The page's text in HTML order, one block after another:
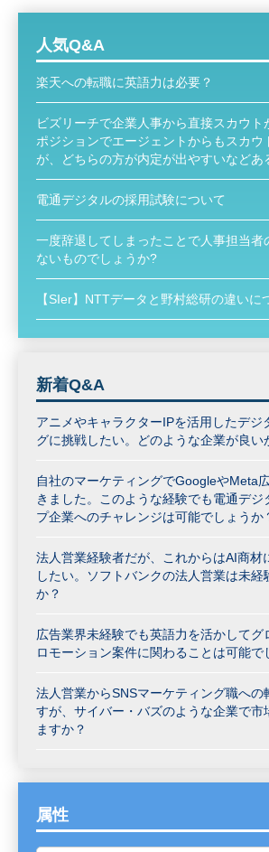
人気Q&A
楽天への転職に英語力は必要？
ビズリーチで企業人事から直接スカウト
ポジションでエージェントからもスカウ
が、どちらの方が内定が出やすいなどあ
電通デジタルの採用試験について
一度辞退してしまったことで人事担当者
ないものでしょうか?
【SIer】NTTデータと野村総研の違いに
新着Q&A
アニメやキャラクターIPを活用したデジ
グに挑戦したい。どのような企業が良い
自社のマーケティングでGoogleやMeta
きました。このような経験でも電通デジ
プ企業へのチャレンジは可能でしょうか
法人営業経験者だが、これからはAI商材
したい。ソフトバンクの法人営業は未経
か？
広告業界未経験でも英語力を活かしてグ
ロモーション案件に関わることは可能で
法人営業からSNSマーケティング職への
すが、サイバー・バズのような企業で市
ますか？
属性